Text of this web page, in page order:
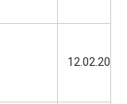
12.02.2022